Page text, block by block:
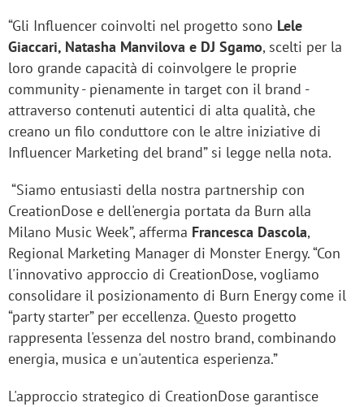
“Gli Influencer coinvolti nel progetto sono Lele
Giaccari, Natasha Manvilova e DJ Sgamo, scelti per la
loro grande capacità di coinvolgere le proprie
community - pienamente in target con il brand -
attraverso contenuti autentici di alta qualità, che
creano un filo conduttore con le altre iniziative di
Influencer Marketing del brand” si legge nella nota.
“Siamo entusiasti della nostra partnership con
CreationDose e dell'energia portata da Burn alla
Milano Music Week”, afferma Francesca Dascola,
Regional Marketing Manager di Monster Energy. “Con
l'innovativo approccio di CreationDose, vogliamo
consolidare il posizionamento di Burn Energy come il
“party starter” per eccellenza. Questo progetto
rappresenta l'essenza del nostro brand, combinando
energia, musica e un'autentica esperienza.”
L'approccio strategico di CreationDose garantisce